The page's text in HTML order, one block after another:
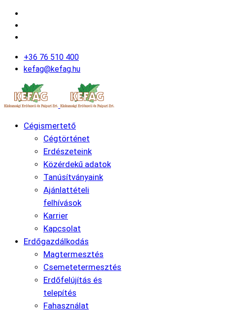
+36 76 510 400
kefag@kefag.hu
Cégismertető
Cégtörténet
Erdészeteink
Közérdekű adatok
Tanúsítványaink
Ajánlattételi
felhívások
Karrier
Kapcsolat
Erdőgazdálkodás
Magtermesztés
Csemetetermesztés
Erdőfelújítás és
telepítés
Fahasználat